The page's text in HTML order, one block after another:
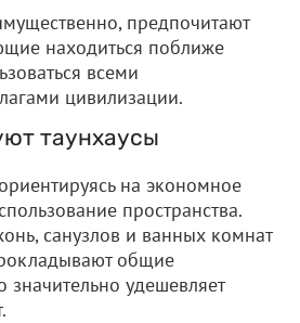
предпочитают
находиться поближе
всеми
цивилизации.
таунхаусы
на экономное
пространства.
санузлов и ванных комнат
общие
значительно удешевляет